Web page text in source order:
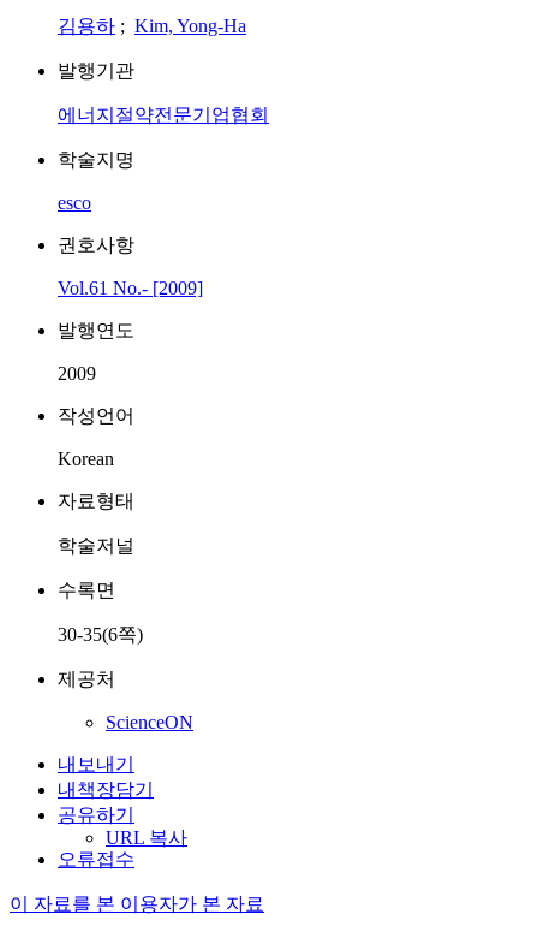
김용하 ; Kim, Yong-Ha
발행기관
에너지절약전문기업협회
학술지명
esco
권호사항
Vol.61 No.- [2009]
발행연도
2009
작성언어
Korean
자료형태
학술저널
수록면
30-35(6쪽)
제공처
ScienceON
내보내기
내책장담기
공유하기
URL 복사
오류접수
이 자료를 본 이용자가 본 자료